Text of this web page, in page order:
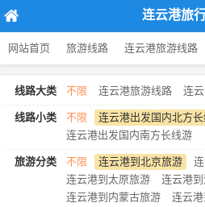
连云港旅
网站首页 旅游线路 连云港旅游线路
线路大类 不限 连云港旅游线路 连
线路小类 不限
连云港出发国内北方
连云港出发国内南方长线游
旅游分类 不限 连云港到北京旅游
连云港到太原旅游
连云港
连云港到内蒙古旅游
连云